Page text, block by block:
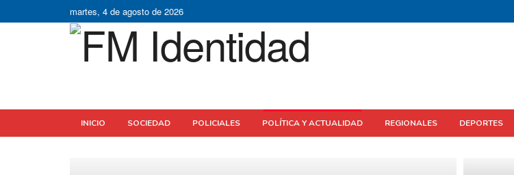
martes, 4 de agosto de 2026
INICIO SOCIEDAD POLICIALES POLÍTICA Y ACTUALIDAD REGIONALES DEPORTES